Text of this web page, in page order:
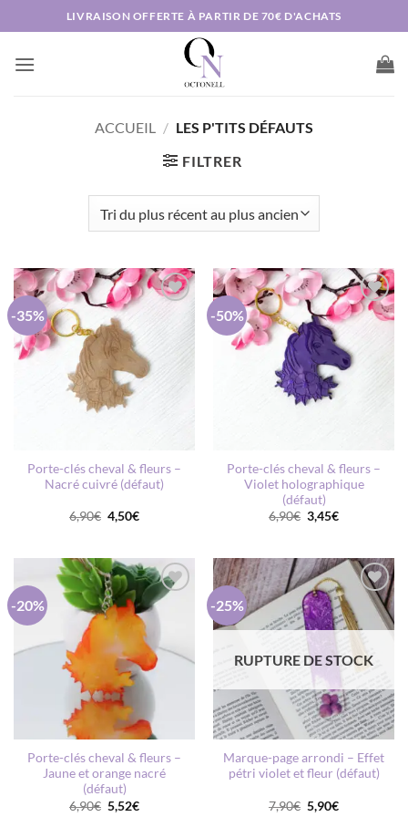
au
contenu
LIVRAISON OFFERTE À PARTIR DE 70€ D'ACHATS
ACCUEIL / LES P'TITS DÉFAUTS
FILTRER
-35%
AJOUTER
LISTE DE
SOUHAITS
Porte-clés cheval & fleurs –
Nacré cuivré (défaut)
6,90€ Le
prix
6,90€.
4,50€Le
4,50€.
-50%
AJOUTER
À MA
LISTE DE
SOUHAITS
Porte-clés cheval & fleurs –
Violet holographique
(défaut)
6,90€ Le
prix
6,90€.
3,45€Le
3,45€.
-20%
AJOUTER
À MA
LISTE DE
SOUHAITS
Porte-clés cheval & fleurs –
Jaune et orange nacré
(défaut)
6,90€ Le
5,52€Le
-25%
AJOUTER
À MA
RUPTURE DE STOCK
Marque-page arrondi – Effet
pétri violet et fleur (défaut)
7,90€ Le
5,90€Le